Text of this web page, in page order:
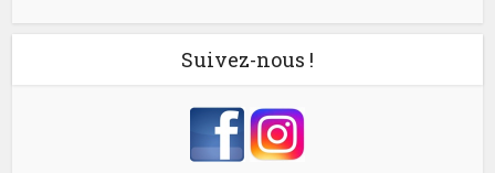
Suivez-nous !